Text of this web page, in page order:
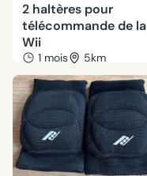
2 haltères pour
télécommande de la
Wii
1 mois 5km